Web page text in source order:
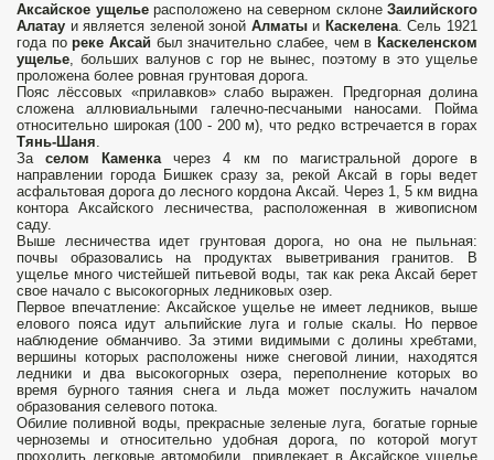
Аксайское ущельерасположено на северном склоне Заилийского
Алатау и является зеленой зоной Алматы и Каскелена. Сель 1921
года пореке Аксай был значительно слабее, чем в Каскеленском
ущелье, больших валунов с гор не вынес, поэтому в это ущелье
проложена более ровная грунтовая дорога.
Пояс лёссовых «прилавков» слабо выражен. Предгорная долина
сложена аллювиальными галечно-песчаными наносами. Пойма
относительно широкая (100 - 200 м), что редко встречается в горах
Тянь-Шаня.
Заселом Каменкачерез 4 км по магистральной дороге в
направлении города Бишкек сразу за, рекой Аксай в горы ведет
асфальтовая дорога до лесного кордона Аксай. Через 1, 5 км видна
контора Аксайского лесничества, расположенная в живописном
саду.
Выше лесничества идет грунтовая дорога, но она не пыльная:
почвы образовались на продуктах выветривания гранитов. В
ущелье много чистейшей питьевой воды, так как река Аксай берет
свое начало с высокогорных ледниковых озер.
Первое впечатление: Аксайское ущелье не имеет ледников, выше
елового пояса идут альпийские луга и голые скалы. Но первое
наблюдение обманчиво. За этими видимыми с долины хребтами,
вершины которых расположены ниже снеговой линии, находятся
ледники и два высокогорных озера, переполнение которых во
время бурного таяния снега и льда может послужить началом
образования селевого потока.
Обилие поливной воды, прекрасные зеленые луга, богатые горные
черноземы и относительно удобная дорога, по которой могут
проходить легковые автомобили, привлекает в Аксайское ущелье